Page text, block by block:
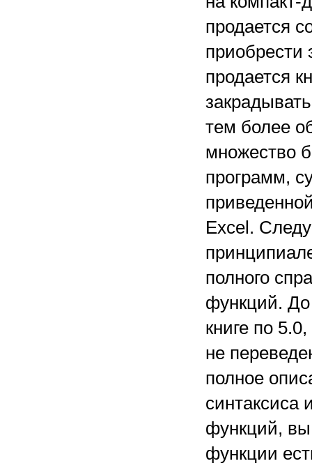
продается
приобрести
продается
тем более
множество
программ,
Excel.
полного
функций. До
книге по
не
полное
синтаксиса
функций,
функции